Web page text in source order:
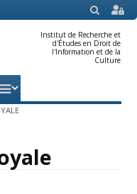
SEARCH
Institut de Recherche et
d'Études en Droit de
l'Information et de la
Culture